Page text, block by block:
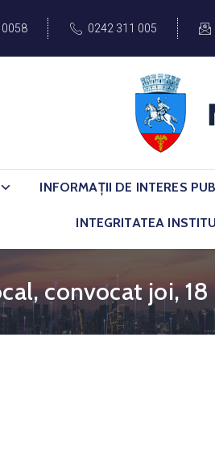
0242 311 005
INFORMAȚII DE INTERES
INTEGRITATEA
convocat joi,